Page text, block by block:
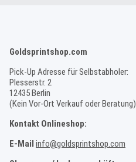
Goldsprintshop.com
Pick-Up Adresse für Selbstabholer:
Plesserstr. 2
12435 Berlin
(Kein Vor-Ort Verkauf oder Beratung)
Kontakt Onlineshop:
E-Mail info@goldsprintshop.com